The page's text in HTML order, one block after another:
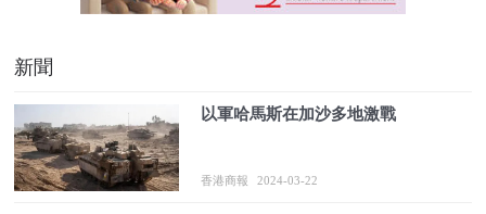
新聞
以軍哈馬斯在加沙多地激戰
香港商報 2024-03-22